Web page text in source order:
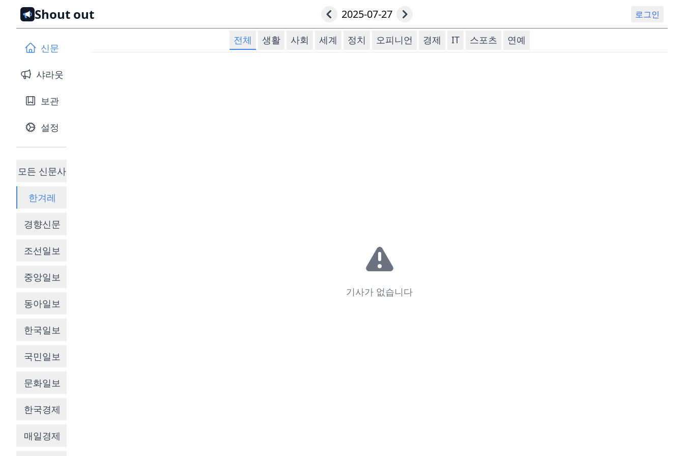
Shout out 2025-07-27 로그인
신문
샤라웃
보관
설정
모든 신문사
한겨레
경향신문
조선일보
중앙일보
동아일보
한국일보
국민일보
문화일보
한국경제
매일경제
전체 생활 사회 세계 정치 오피니언 경제 IT 스포츠 연예
기사가 없습니다